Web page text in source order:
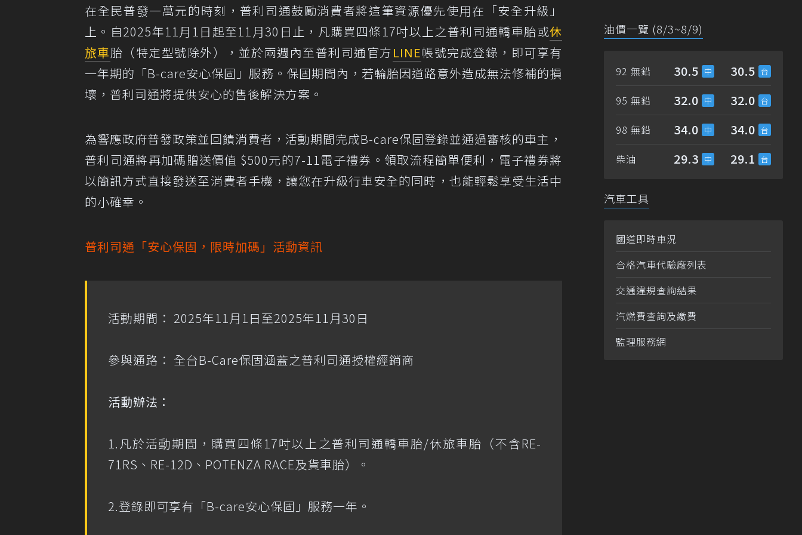
在全民普發一萬元的時刻，普利司通鼓勵消費者將這筆資源優先使用在「安全升級」
上。自2025年11月1日起至11月30日止，凡購買四條17吋以上之普利司通轎車胎或休
旅車胎（特定型號除外），並於兩週內至普利司通官方LINE帳號完成登錄，即可享有
一年期的「B-care安心保固」服務。保固期間內，若輪胎因道路意外造成無法修補的損
壞，普利司通將提供安心的售後解決方案。
為響應政府普發政策並回饋消費者，活動期間完成B-care保固登錄並通過審核的車主，
普利司通將再加碼贈送價值 $500元的7-11電子禮券。領取流程簡單便利，電子禮券將
以簡訊方式直接發送至消費者手機，讓您在升級行車安全的同時，也能輕鬆享受生活中
的小確幸。
普利司通「安心保固，限時加碼」活動資訊
活動期間： 2025年11月1日至2025年11月30日
參與通路： 全台B-Care保固涵蓋之普利司通授權經銷商
活動辦法：
1.凡於活動期間，購買四條17吋以上之普利司通轎車胎/休旅車胎（不含RE-
71RS、RE-12D、POTENZA RACE及貨車胎）。
2.登錄即可享有「B-care安心保固」服務一年。
油價一覽 (8/3~8/9)
92 無鉛 30.5 30.5
95 無鉛 32.0 32.0
98 無鉛 34.0 34.0
柴油 29.3 29.1
汽車工具
國道即時車況
合格汽車代驗廠列表
交通違規查詢結果
汽燃費查詢及繳費
監理服務網